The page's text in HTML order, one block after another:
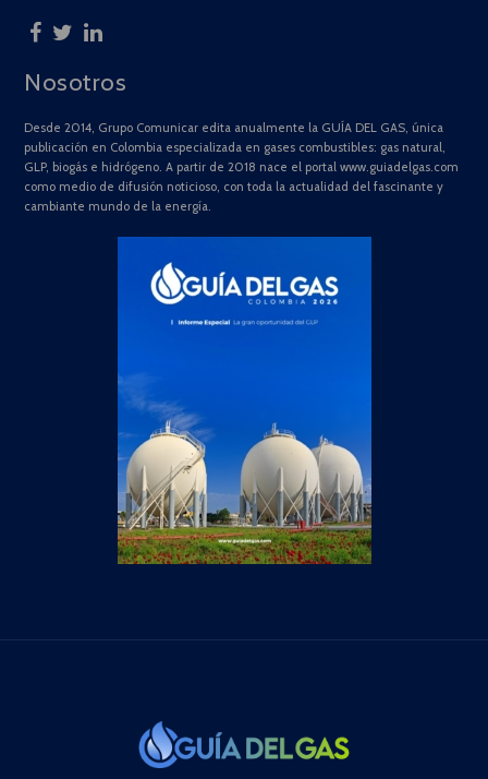
Nosotros
Desde 2014, Grupo Comunicar edita anualmente la GUÍA DEL GAS, única
publicación en Colombia especializada en gases combustibles: gas natural,
GLP, biogás e hidrógeno. A partir de 2018 nace el portal www.guiadelgas.com
como medio de difusión noticioso, con toda la actualidad del fascinante y
cambiante mundo de la energía.